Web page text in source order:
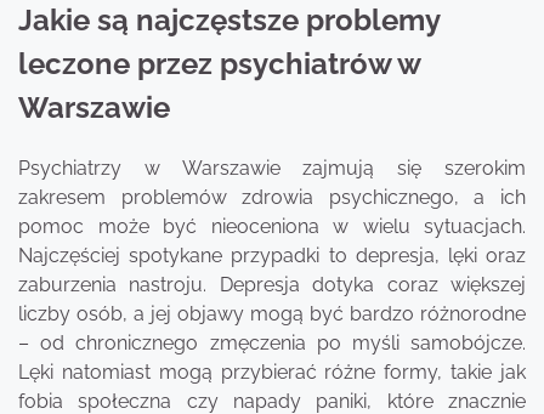
Jakie są najczęstsze problemy
leczone przez psychiatrów w
Warszawie
Psychiatrzy w Warszawie zajmują się szerokim
zakresem problemów zdrowia psychicznego, a ich
pomoc może być nieoceniona w wielu sytuacjach.
Najczęściej spotykane przypadki to depresja, lęki oraz
zaburzenia nastroju. Depresja dotyka coraz większej
liczby osób, a jej objawy mogą być bardzo różnorodne
– od chronicznego zmęczenia po myśli samobójcze.
Lęki natomiast mogą przybierać różne formy, takie jak
fobia społeczna czy napady paniki, które znacznie